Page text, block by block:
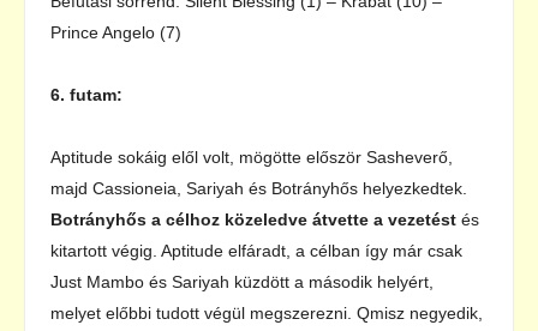
Prince Angelo (7)
6. futam:
Aptitude sokáig elől volt, mögötte először Sasheverő,
majd Cassioneia, Sariyah és Botrányhős helyezkedtek.
Botrányhős a célhoz közeledve átvette a vezetést és
kitartott végig. Aptitude elfáradt, a célban így már csak
Just Mambo és Sariyah küzdött a második helyért,
melyet előbbi tudott végül megszerezni. Qmisz negyedik,